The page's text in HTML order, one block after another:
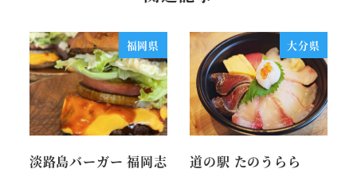
福岡県
淡路島バーガー 福岡志
大分県
道の駅 たのうらら